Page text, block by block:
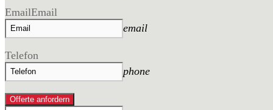
EmailEmail
email
Telefon
phone
Offerte anfordern